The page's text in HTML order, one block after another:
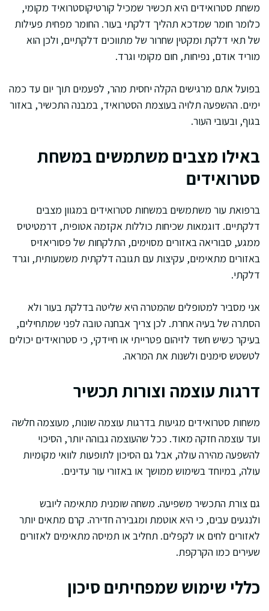
משחת סטרואידים היא תכשיר שמכיל קורטיקוסטרואיד מקומי,
כלומר חומר שמדכא תהליך דלקתי בעור. החומר מפחית פעילות
של תאי דלקת ומקטין שחרור של מתווכים דלקתיים, ולכן הוא
מוריד אודם, נפיחות, חום מקומי וגרד.
בפועל אתם מרגישים הקלה יחסית מהר, לפעמים תוך יום עד כמה
ימים. ההשפעה תלויה בעוצמת הסטרואיד, במבנה התכשיר, באזור
בגוף, ובעובי העור.
באילו מצבים משתמשים במשחת
סטרואידים
ברפואת עור משתמשים במשחות סטרואידים במגוון מצבים
דלקתיים. דוגמאות שכיחות כוללות אקזמה אטופית, דרמטיטיס
ממגע, סבוריאה באזורים מסוימים, התלקחות של פסוריאזיס
באזורים מתאימים, עקיצות עם תגובה דלקתית משמעותית, וגרד
דלקתי.
אני מסביר למטופלים שהמטרה היא שליטה בדלקת בעור ולא
הסתרה של בעיה אחרת. לכן צריך אבחנה טובה לפני שמתחילים,
בעיקר כשיש חשד לזיהום פטרייתי או חיידקי, כי סטרואידים יכולים
לטשטש סימנים ולשנות את המראה.
דרגות עוצמה וצורות תכשיר
משחות סטרואידים מגיעות בדרגות עוצמה שונות, מעוצמה חלשה
ועד עוצמה חזקה מאוד. ככל שהעוצמה גבוהה יותר, הסיכוי
להשפעה מהירה עולה, אבל גם הסיכון לתופעות לוואי מקומיות
עולה, במיוחד בשימוש ממושך או באזורי עור עדינים.
גם צורת התכשיר משפיעה. משחה שומנית מתאימה ליובש
ולנגעים עבים, כי היא אוטמת ומגבירה חדירה. קרם מתאים יותר
לאזורים לחים או לקפלים. תחליב או תמיסה מתאימים לאזורים
שעירים כמו הקרקפת.
כללי שימוש שמפחיתים סיכון